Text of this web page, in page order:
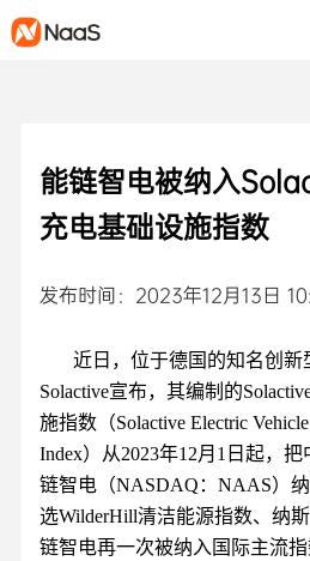
能链智电被纳入
充电基础设施指数
发布时间：2023年12月13日
近日，位于德国的知名创新
Solactive宣布，其编制的
施指数（Solactive Electric
Index）从2023年12月1日起，
链智电（NASDAQ：NAAS）
选WilderHill清洁能源指数、纳
链智电再一次被纳入国际主流